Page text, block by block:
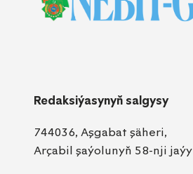
Redaksiýasynyň salgysy
744036, Aşgabat şäheri,
Arçabil şaýolunyň 58-nji jaýy